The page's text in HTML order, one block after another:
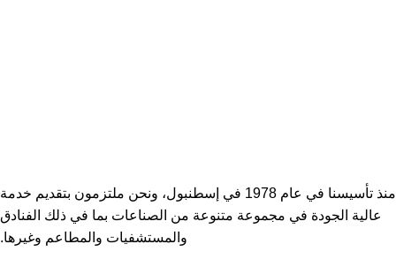
منذ تأسيسنا في عام 1978 في إسطنبول، ونحن ملتزمون بتقديم خدمة
عالية الجودة في مجموعة متنوعة من الصناعات بما في ذلك الفنادق
والمستشفيات والمطاعم وغيرها.